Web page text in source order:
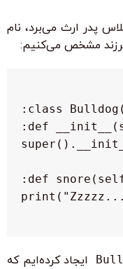
پدر ارث می‌برد، نام
فرزند مشخص می‌کنیم:
ایجاد کرده‌ایم که